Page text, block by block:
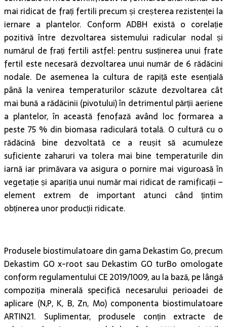
iernare a plantelor. Conform ADBH există o corelație
pozitivă între dezvoltarea sistemului radicular nodal și
numărul de frați fertili astfel: pentru susținerea unui frate
fertil este necesară dezvoltarea unui număr de 6 rădăcini
nodale. De asemenea la cultura de rapiță este esențială
până la venirea temperaturilor scăzute dezvoltarea cât
mai bună a rădăcinii (pivotului) în detrimentul părții aeriene
a plantelor, în această fenofază având loc formarea a
peste 75 % din biomasa radiculară totală. O cultură cu o
rădăcină bine dezvoltată ce a reușit să acumuleze
suficiente zaharuri va tolera mai bine temperaturile din
iarnă iar primăvara va asigura o pornire mai viguroasă în
vegetație și apariția unui număr mai ridicat de ramificații –
element extrem de important atunci când țintim
obținerea unor producții ridicate.
Dekastim GO x-root sau Dekastim GO turBo omologate
conform regulamentului CE 2019/1009, au la bază, pe lângă
compoziția minerală specifică necesarului perioadei de
aplicare (N,P, K, B, Zn, Mo) componenta biostimulatoare
ARTIN21. Suplimentar, produsele conțin extracte de
substanțe humice, ce au rolul de a îmbunătăți proprietățile
fizico-chimice ale solului (structură, regim aero-hidric,